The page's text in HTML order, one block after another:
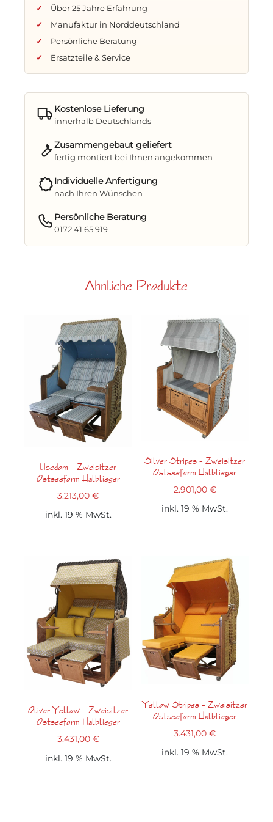
Schutzhülleinklusive – für ganzjährige
Freude
Erleben Sie entspannte Momente – ganz wie
auf Hiddensee.
den Zauber der Ostsee direkt nach Hause –
komfortabel, wetterfest und mit viel Liebe
Über 25 Jahre Erfahrung
Manufaktur in Norddeutschland
Persönliche Beratung
Ersatzteile & Service
Kostenlose Lieferung
innerhalb Deutschlands
Zusammengebaut geliefert
fertig montiert bei Ihnen angekommen
Individuelle Anfertigung
nach Ihren Wünschen
Persönliche Beratung
0172 41 65 919
Ähnliche Produkte
Usedom – Zweisitzer
Ostseeform Halblieger
3.213,00€
inkl. 19 % MwSt.
Silver Stripes – Zweisitzer
Ostseeform Halblieger
2.901,00 €
inkl. 19 % MwSt.
Oliver Yellow – Zweisitzer
Ostseeform Halblieger
3.431,00 €
inkl. 19 % MwSt.
Yellow Stripes – Zweisitzer
Ostseeform Halblieger
3.431,00€
inkl. 19 % MwSt.